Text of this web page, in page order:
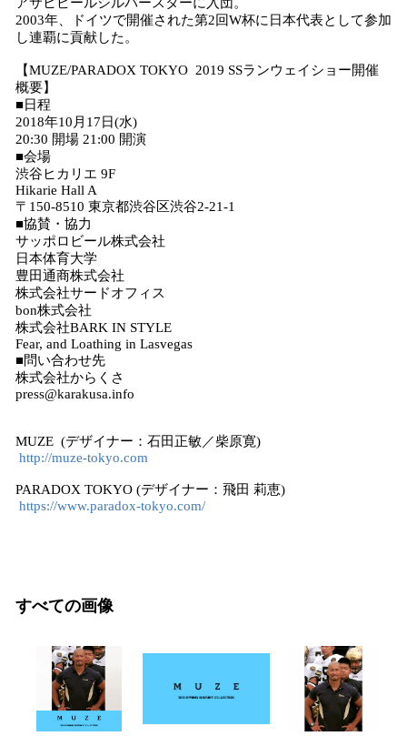
2003年、ドイツで開催された第2回W杯に日本代表として参加
し連覇に貢献した。
【MUZE/PARADOX TOKYO 2019 SSランウェイショー開催
概要】
■日程
2018年10月17日(水)
20:30 開場 21:00 開演
■会場
渋谷ヒカリエ 9F
Hikarie Hall A
〒150-8510 東京都渋谷区渋谷2-21-1
■協賛・協力
サッポロビール株式会社
日本体育大学
豊田通商株式会社
株式会社サードオフィス
bon株式会社
株式会社BARK IN STYLE
Fear, and Loathing in Lasvegas
■問い合わせ先
株式会社からくさ
press@karakusa.info
MUZE (デザイナー：石田正敏／柴原寛)
http://muze-tokyo.com
PARADOX TOKYO (デザイナー：飛田 莉恵)
https://www.paradox-tokyo.com/
すべての画像